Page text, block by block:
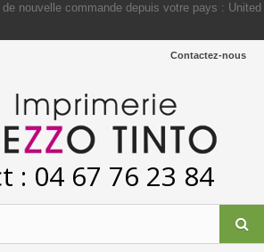
nouvelle commande depuis votre pays : United
Contactez-nous
: 04 67 76 23 84